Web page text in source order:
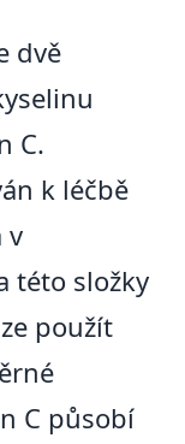
dvě
C.
k léčbě
v
této složky
použít
C působí